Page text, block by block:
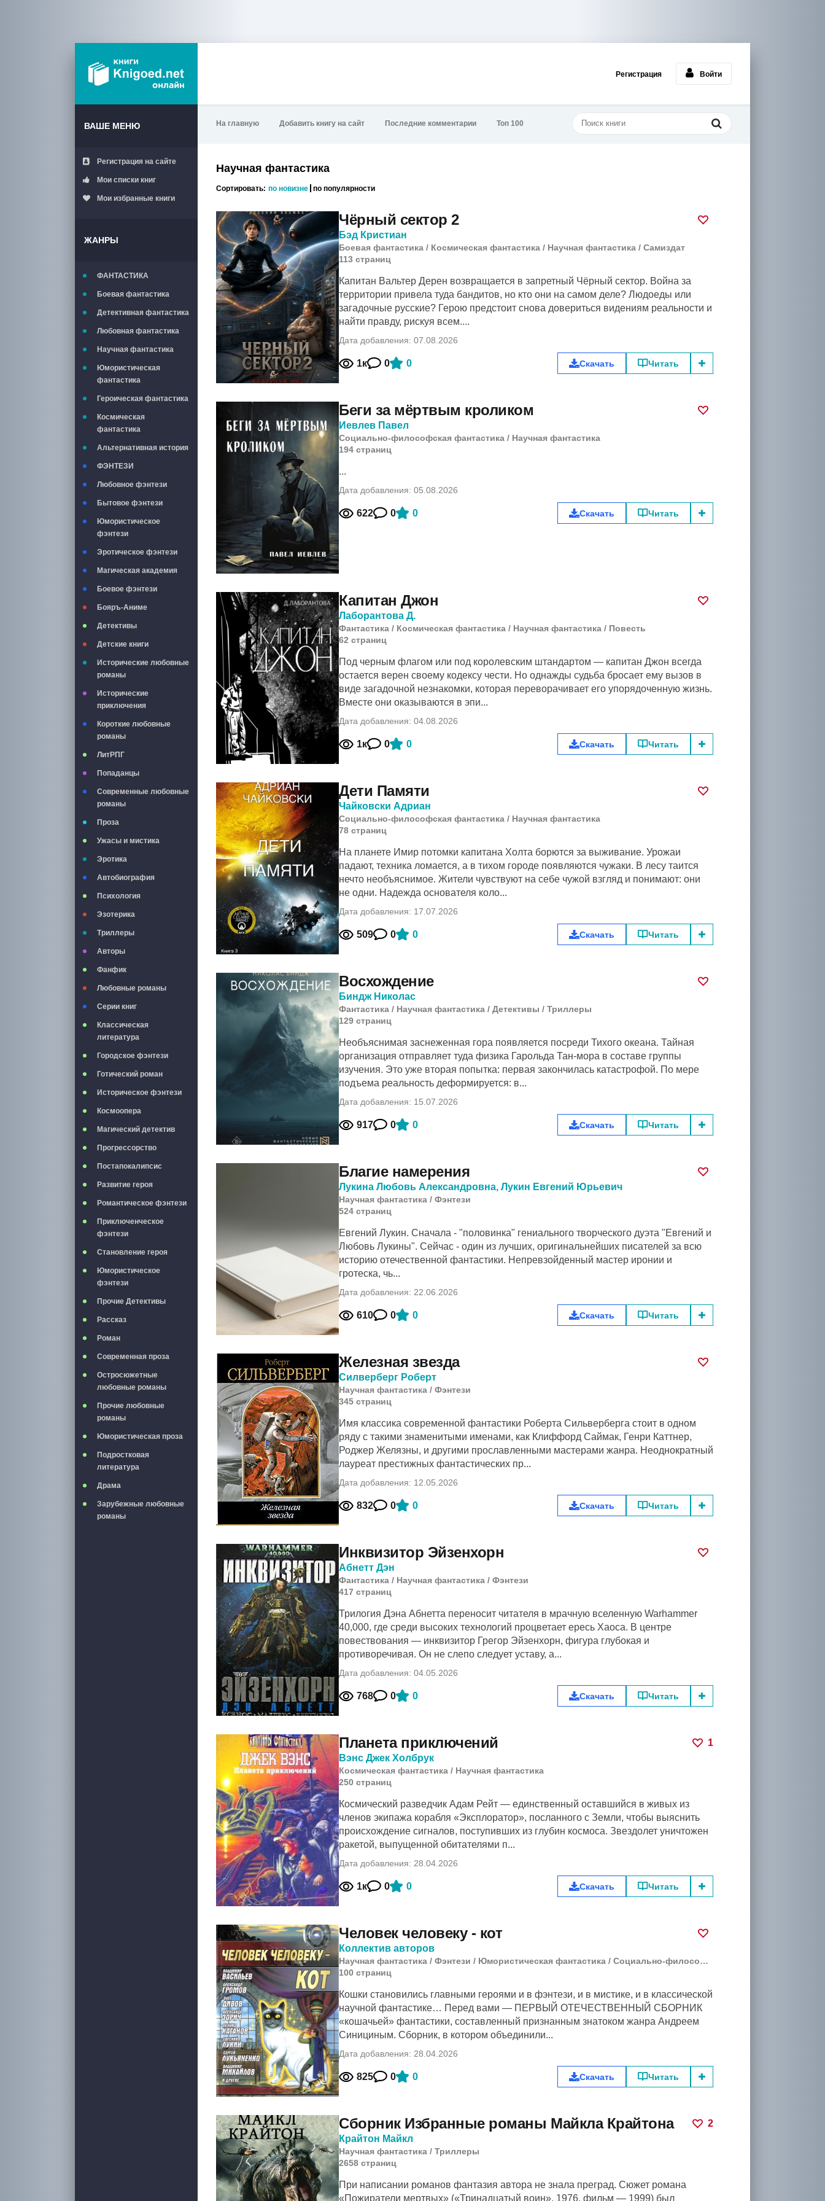
Регистрация Войти
ВАШЕ МЕНЮ
Регистрация на сайте
Мои списки книг
Мои избранные книги
ЖАНРЫ
ФАНТАСТИКА
Боевая фантастика
Детективная фантастика
Любовная фантастика
Научная фантастика
Юмористическая
фантастика
Героическая фантастика
Космическая
фантастика
Альтернативная история
ФЭНТЕЗИ
Любовное фэнтези
Бытовое фэнтези
Юмористическое
фэнтези
Эротическое фэнтези
Магическая академия
Боевое фэнтези
Бояръ-Аниме
Детективы
Детские книги
Исторические любовные
романы
Исторические
приключения
Короткие любовные
романы
ЛитРПГ
Попаданцы
Современные любовные
романы
Проза
Ужасы и мистика
Эротика
Автобиография
Психология
Эзотерика
Триллеры
Авторы
Фанфик
Любовные романы
Серии книг
Классическая
литература
Городское фэнтези
Готический роман
Историческое фэнтези
Космоопера
Магический детектив
Прогрессорство
Постапокалипсис
Развитие героя
Романтическое фэнтези
Приключенческое
фэнтези
Становление героя
Юмористическое
фэнтези
Прочие Детективы
Рассказ
Роман
Современная проза
Остросюжетные
любовные романы
Прочие любовные
романы
Юмористическая проза
Подростковая
литература
Драма
Зарубежные любовные
романы
На главную Добавить книгу на сайт Последние комментарии Топ 100
Научная фантастика
Сортировать: по новизне по популярности
Чёрный сектор 2
Бэд Кристиан
Боевая фантастика / Космическая фантастика / Научная фантастика / Самиздат
113 cтраниц
Капитан Вальтер Дерен возвращается в запретный Чёрный сектор. Война за
территории привела туда бандитов, но кто они на самом деле? Людоеды или
загадочные русские? Герою предстоит снова довериться видениям реальности и
найти правду, рискуя всем....
Дата добавления: 07.08.2026
1к 0 0 Скачать Читать
Беги за мёртвым кроликом
Иевлев Павел
Социально-философская фантастика / Научная фантастика
194 cтраниц
...
Дата добавления: 05.08.2026
622 0 0 Скачать Читать
Капитан Джон
Лаборантова Д.
Фантастика / Космическая фантастика / Научная фантастика / Повесть
62 cтраниц
Под черным флагом или под королевским штандартом — капитан Джон всегда
остается верен своему кодексу чести. Но однажды судьба бросает ему вызов в
виде загадочной незнакомки, которая переворачивает его упорядоченную жизнь.
Вместе они оказываются в эпи...
Дата добавления: 04.08.2026
1к 0 0 Скачать Читать
Дети Памяти
Чайковски Адриан
Социально-философская фантастика / Научная фантастика
78 cтраниц
На планете Имир потомки капитана Холта борются за выживание. Урожаи
падают, техника ломается, а в тихом городе появляются чужаки. В лесу таится
нечто необъяснимое. Жители чувствуют на себе чужой взгляд и понимают: они
не одни. Надежда основателя коло...
Дата добавления: 17.07.2026
509 0 0 Скачать Читать
Восхождение
Биндж Николас
Фантастика / Научная фантастика / Детективы / Триллеры
129 cтраниц
Необъяснимая заснеженная гора появляется посреди Тихого океана. Тайная
организация отправляет туда физика Гарольда Тан-мора в составе группы
изучения. Это уже вторая попытка: первая закончилась катастрофой. По мере
подъема реальность деформируется: в...
Дата добавления: 15.07.2026
917 0 0 Скачать Читать
Благие намерения
Лукина Любовь Александровна, Лукин Евгений Юрьевич
Научная фантастика / Фэнтези
524 cтраниц
Евгений Лукин. Сначала - "половинка" гениального творческого дуэта "Евгений и
Любовь Лукины". Сейчас - один из лучших, оригинальнейших писателей за всю
историю отечественной фантастики. Непревзойденный мастер иронии и
гротеска, чь...
Дата добавления: 22.06.2026
610 0 0 Скачать Читать
Железная звезда
Силверберг Роберт
Научная фантастика / Фэнтези
345 cтраниц
Имя классика современной фантастики Роберта Сильверберга стоит в одном
ряду с такими знаменитыми именами, как Клиффорд Саймак, Генри Каттнер,
Роджер Желязны, и другими прославленными мастерами жанра. Неоднократный
лауреат престижных фантастических пр...
Дата добавления: 12.05.2026
832 0 0 Скачать Читать
Инквизитор Эйзенхорн
Абнетт Дэн
Фантастика / Научная фантастика / Фэнтези
417 cтраниц
Трилогия Дэна Абнетта переносит читателя в мрачную вселенную Warhammer
40,000, где среди высоких технологий процветает ересь Хаоса. В центре
повествования — инквизитор Грегор Эйзенхорн, фигура глубокая и
противоречивая. Он не слепо следует уставу, а...
Дата добавления: 04.05.2026
768 0 0 Скачать Читать
Планета приключений
1
Вэнс Джек Холбрук
Космическая фантастика / Научная фантастика
250 cтраниц
Космический разведчик Адам Рейт — единственный оставшийся в живых из
членов экипажа корабля «Эксплоратор», посланного с Земли, чтобы выяснить
происхождение сигналов, поступивших из глубин космоса. Звездолет уничтожен
ракетой, выпущенной обитателями п...
Дата добавления: 28.04.2026
1к 0 0 Скачать Читать
Человек человеку - кот
Коллектив авторов
Научная фантастика / Фэнтези / Юмористическая фантастика / Социально-философская фантастика
100 cтраниц
Кошки становились главными героями и в фэнтези, и в мистике, и в классической
научной фантастике… Перед вами — ПЕРВЫЙ ОТЕЧЕСТВЕННЫЙ СБОРНИК
«кошачьей» фантастики, составленный признанным знатоком жанра Андреем
Синициным. Сборник, в котором объединили...
Дата добавления: 28.04.2026
825 0 0 Скачать Читать
Сборник Избранные романы Майкла Крайтона
2
Крайтон Майкл
Научная фантастика / Триллеры
2658 cтраниц
При написании романов фантазия автора не знала преград. Сюжет романа
«Пожиратели мертвых» («Тринадцатый воин», 1976, фильм — 1999) был